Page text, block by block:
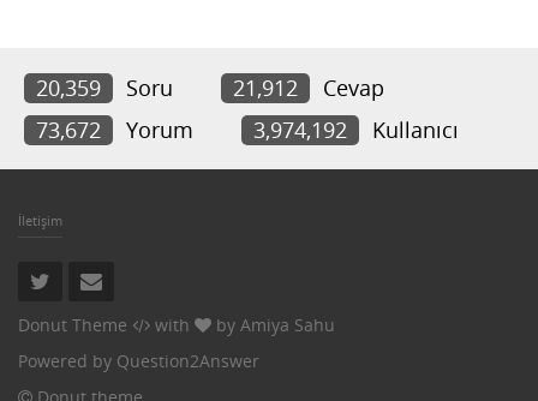
20,359 Soru 21,912
Cevap
73,672
Yorum 3,974,192 Kullanıcı
İletişim
Donut Theme with by Amiya Sahu
Powered by Question2Answer
Donut theme